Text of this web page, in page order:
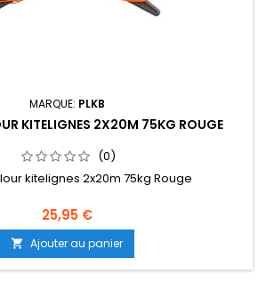
MARQUE: PLKB
KITELIGNES 2X20M 75KG ROUGE
(0)
kitelignes 2x20m 75kg Rouge
25,95 €
 Ajouter au panier